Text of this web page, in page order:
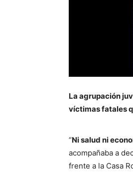
La agrupación
víctimas fatales
“Ni salud ni
acompañaba a
frente a la Casa